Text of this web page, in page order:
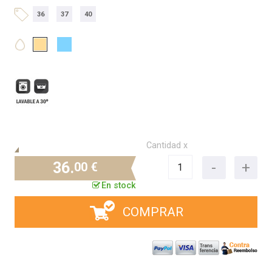
36 37 40
36.00 €
En stock
Cantidad x
COMPRAR